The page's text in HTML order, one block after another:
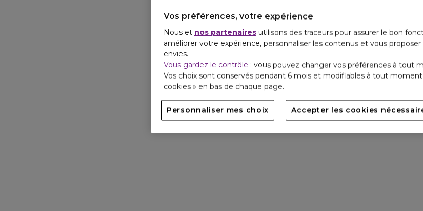
Vos préférences, votre expérience
Nous et nos partenaires utilisons des traceurs pour assurer le bon
améliorer votre expérience, personnaliser les contenus et vous
envies.
Vous gardez le contrôle : vous pouvez changer vos préférences à tout
Vos choix sont conservés pendant 6 mois et modifiables à tout
cookies » en bas de chaque page.
Personnaliser mes choix Accepter les cookies